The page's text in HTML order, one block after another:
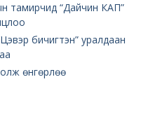
“Дайчин КАП”
бичигтэн” уралдаан
өнгөрлөө